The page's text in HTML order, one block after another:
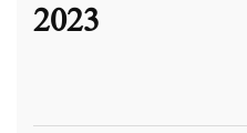
2023